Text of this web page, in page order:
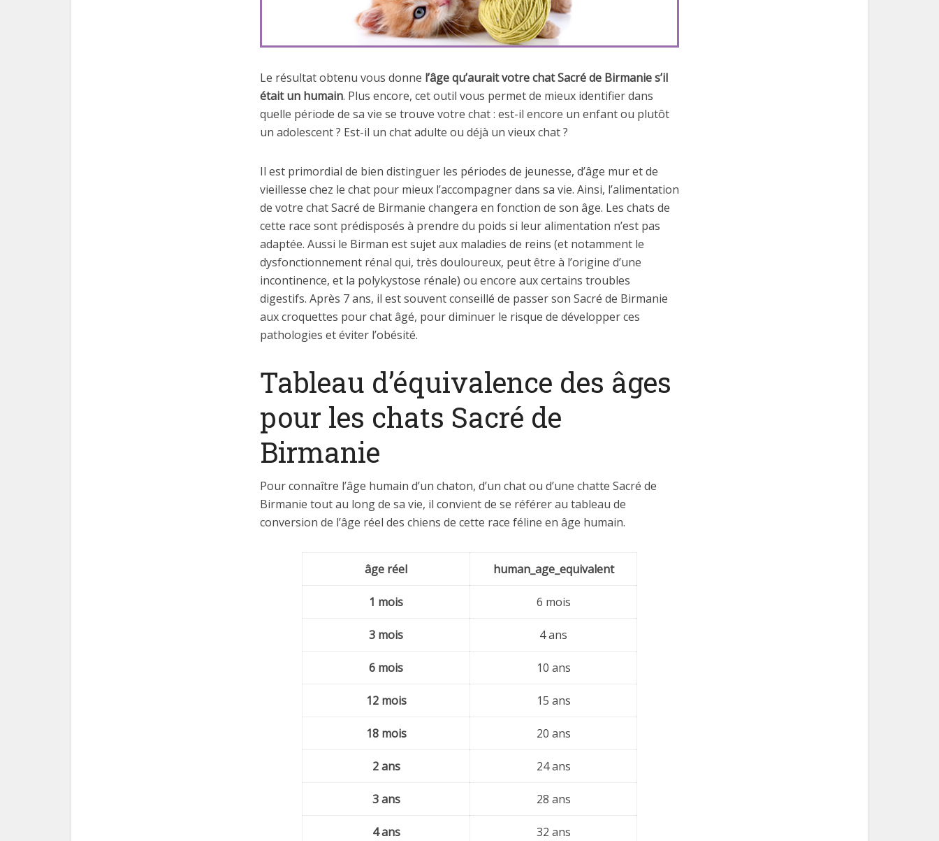
Le résultat obtenu vous donne l’âge qu’aurait votre chat Sacré de Birmanie s’il
était un humain. Plus encore, cet outil vous permet de mieux identifier dans
quelle période de sa vie se trouve votre chat : est-il encore un enfant ou plutôt
un adolescent ? Est-il un chat adulte ou déjà un vieux chat ?
Il est primordial de bien distinguer les périodes de jeunesse, d’âge mur et de
vieillesse chez le chat pour mieux l’accompagner dans sa vie. Ainsi, l’alimentation
de votre chat Sacré de Birmanie changera en fonction de son âge. Les chats de
cette race sont prédisposés à prendre du poids si leur alimentation n’est pas
adaptée. Aussi le Birman est sujet aux maladies de reins (et notamment le
dysfonctionnement rénal qui, très douloureux, peut être à l’origine d’une
incontinence, et la polykystose rénale) ou encore aux certains troubles
digestifs. Après 7 ans, il est souvent conseillé de passer son Sacré de Birmanie
aux croquettes pour chat âgé, pour diminuer le risque de développer ces
pathologies et éviter l’obésité.
Tableau d’équivalence des âges
pour les chats Sacré de
Birmanie
Pour connaître l’âge humain d’un chaton, d’un chat ou d’une chatte Sacré de
Birmanie tout au long de sa vie, il convient de se référer au tableau de
conversion de l’âge réel des chiens de cette race féline en âge humain.
âge réel human_age_equivalent
1 mois 6 mois
3 mois 4 ans
6 mois 10 ans
12 mois 15 ans
18 mois 20 ans
2 ans 24 ans
3 ans 28 ans
4 ans 32 ans